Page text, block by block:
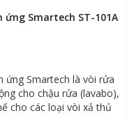
phẩm Thiết bị vệ sinh
Smartech đáp ứng đầy
ứng Smartech ST-101A
ứng Smartech là vòi rửa
cho chậu rửa (lavabo),
cho các loại vòi xả thủ